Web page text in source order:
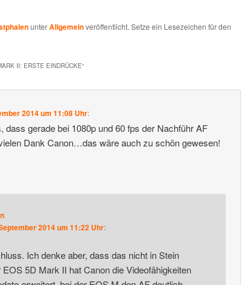
unterAllgemeinveröffentlicht. Setze ein Lesezeichen für den
II: ERSTE EINDRÜCKE“
2014 um 11:08 Uhr:
dass gerade bei 1080p und 60 fps der Nachführ AF
Dank Canon…das wäre auch zu schön gewesen!
2014 um 11:22 Uhr:
Ich denke aber, dass das nicht in Stein
5D Mark II hat Canon die Videofähigkeiten